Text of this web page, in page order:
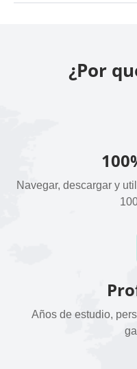
¿Por
Navegar, descargar y
Años de estudio,